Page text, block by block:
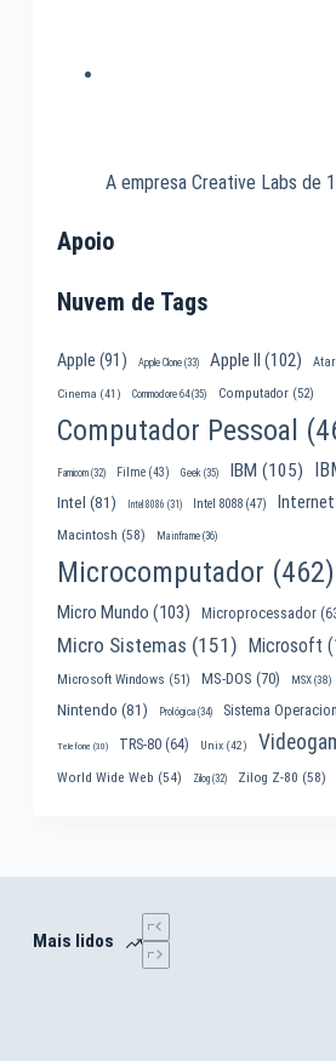
A empresa Creative Labs de
Apoio
Nuvem de Tags
Apple (91) Apple Clone(33) Apple II (102)
Cinema (41) Commodore 64(35) Computador(52)
Computador Pessoal
Famicom(32) Filme(43) Geek (35) IBM (105)
Intel (81) Intel 8086 (31) Intel 8088(47) Internet
Macintosh (58) Mainframe(36)
Microcomputador (462)
Micro Mundo (103) Microprocessador
Micro Sistemas (151) Microsoft
Microsoft Windows (51) MS-DOS (70) MSX(38)
Nintendo (81) Prológica(34) Sistema
Telefone (30) TRS-80(64) Unix(42)
World Wide Web (54) Zilog(32) Zilog Z-80 (58)
Mais lidos